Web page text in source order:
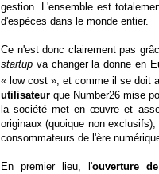
gestion. L'ensemble est
d'espèces dans le monde entier.
Ce n'est donc clairement pas
startup va changer la donne en
« low cost », et comme il se doit
utilisateur que Number26 mise
la société met en œuvre et
originaux (quoique non
consommateurs de l'ère
En premier lieu, l'ouverture